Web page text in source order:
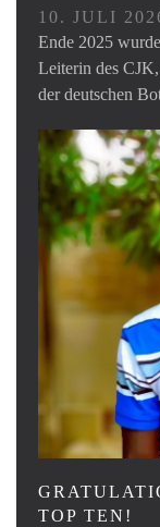
10. JULI
Ende 2025
Leiterin des
der deutschen
TOP TEN!